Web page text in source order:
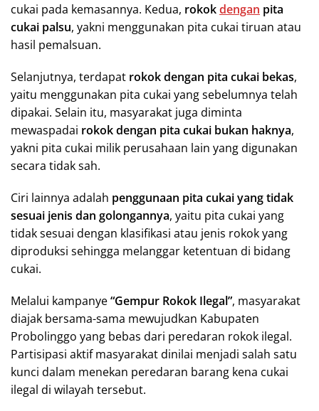
cukai pada kemasannya. Kedua, rokokdengan pita
cukai palsu, yakni menggunakan pita cukai tiruan atau
hasil pemalsuan.
Selanjutnya, terdapat rokok dengan pita cukai bekas,
yaitu menggunakan pita cukai yang sebelumnya telah
dipakai. Selain itu, masyarakat juga diminta
mewaspadai rokok dengan pita cukai bukan haknya,
yakni pita cukai milik perusahaan lain yang digunakan
secara tidak sah.
Ciri lainnya adalah penggunaan pita cukai yang tidak
sesuai jenis dan golongannya, yaitu pita cukai yang
tidak sesuai dengan klasifikasi atau jenis rokok yang
diproduksi sehingga melanggar ketentuan di bidang
cukai.
Melalui kampanye“Gempur Rokok Ilegal”, masyarakat
diajak bersama-sama mewujudkan Kabupaten
Probolinggo yang bebas dari peredaran rokok ilegal.
Partisipasi aktif masyarakat dinilai menjadi salah satu
kunci dalam menekan peredaran barang kena cukai
ilegal di wilayah tersebut.